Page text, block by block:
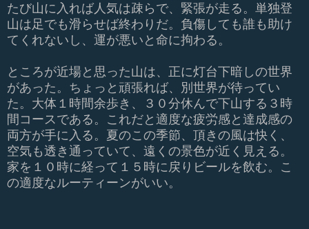
たび山に入れば人気は疎らで、緊張が走る。単独登
山は足でも滑らせば終わりだ。負傷しても誰も助け
てくれないし、運が悪いと命に拘わる。
ところが近場と思った山は、正に灯台下暗しの世界
があった。ちょっと頑張れば、別世界が待ってい
た。大体１時間余歩き、３０分休んで下山する３時
間コースである。これだと適度な疲労感と達成感の
両方が手に入る。夏のこの季節、頂きの風は快く、
空気も透き通っていて、遠くの景色が近く見える。
家を１０時に経って１５時に戻りビールを飲む。こ
の適度なルーティーンがいい。